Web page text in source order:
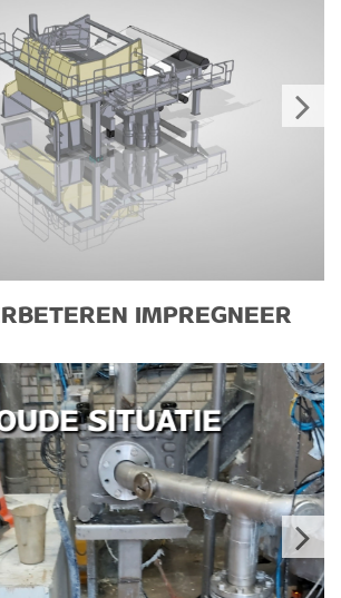
IMPREGNEER
SITUATIE